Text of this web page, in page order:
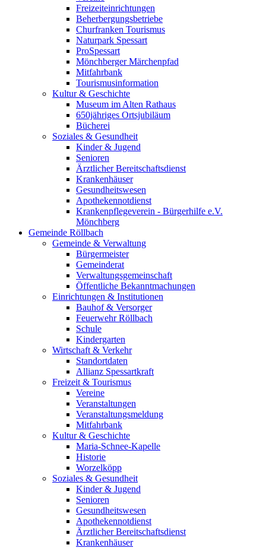
Freizeiteinrichtungen
Beherbergungsbetriebe
Churfranken Tourismus
Naturpark Spessart
ProSpessart
Mönchberger Märchenpfad
Mitfahrbank
Tourismusinformation
Kultur & Geschichte
Museum im Alten Rathaus
650jähriges Ortsjubiläum
Bücherei
Soziales & Gesundheit
Kinder & Jugend
Senioren
Ärztlicher Bereitschaftsdienst
Krankenhäuser
Gesundheitswesen
Apothekennotdienst
Krankenpflegeverein - Bürgerhilfe e.V.
Mönchberg
Gemeinde Röllbach
Gemeinde & Verwaltung
Bürgermeister
Gemeinderat
Verwaltungsgemeinschaft
Öffentliche Bekanntmachungen
Einrichtungen & Institutionen
Bauhof & Versorger
Feuerwehr Röllbach
Schule
Kindergarten
Wirtschaft & Verkehr
Standortdaten
Allianz Spessartkraft
Freizeit & Tourismus
Vereine
Veranstaltungen
Veranstaltungsmeldung
Mitfahrbank
Kultur & Geschichte
Maria-Schnee-Kapelle
Historie
Worzelköpp
Soziales & Gesundheit
Kinder & Jugend
Senioren
Gesundheitswesen
Apothekennotdienst
Ärztlicher Bereitschaftsdienst
Krankenhäuser